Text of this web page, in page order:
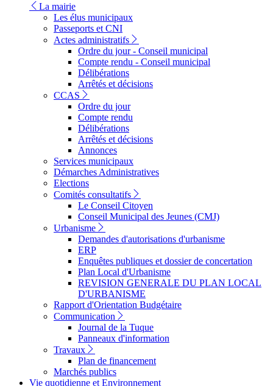
La mairie
Les élus municipaux
Passeports et CNI
Actes administratifs
Ordre du jour - Conseil municipal
Compte rendu - Conseil municipal
Délibérations
Arrêtés et décisions
CCAS
Ordre du jour
Compte rendu
Délibérations
Arrêtés et décisions
Annonces
Services municipaux
Démarches Administratives
Elections
Comités consultatifs
Le Conseil Citoyen
Conseil Municipal des Jeunes (CMJ)
Urbanisme
Demandes d'autorisations d'urbanisme
ERP
Enquêtes publiques et dossier de concertation
Plan Local d'Urbanisme
REVISION GENERALE DU PLAN LOCAL
D'URBANISME
Rapport d'Orientation Budgétaire
Communication
Journal de la Tuque
Panneaux d'information
Travaux
Plan de financement
Marchés publics
Vie quotidienne et Environnement